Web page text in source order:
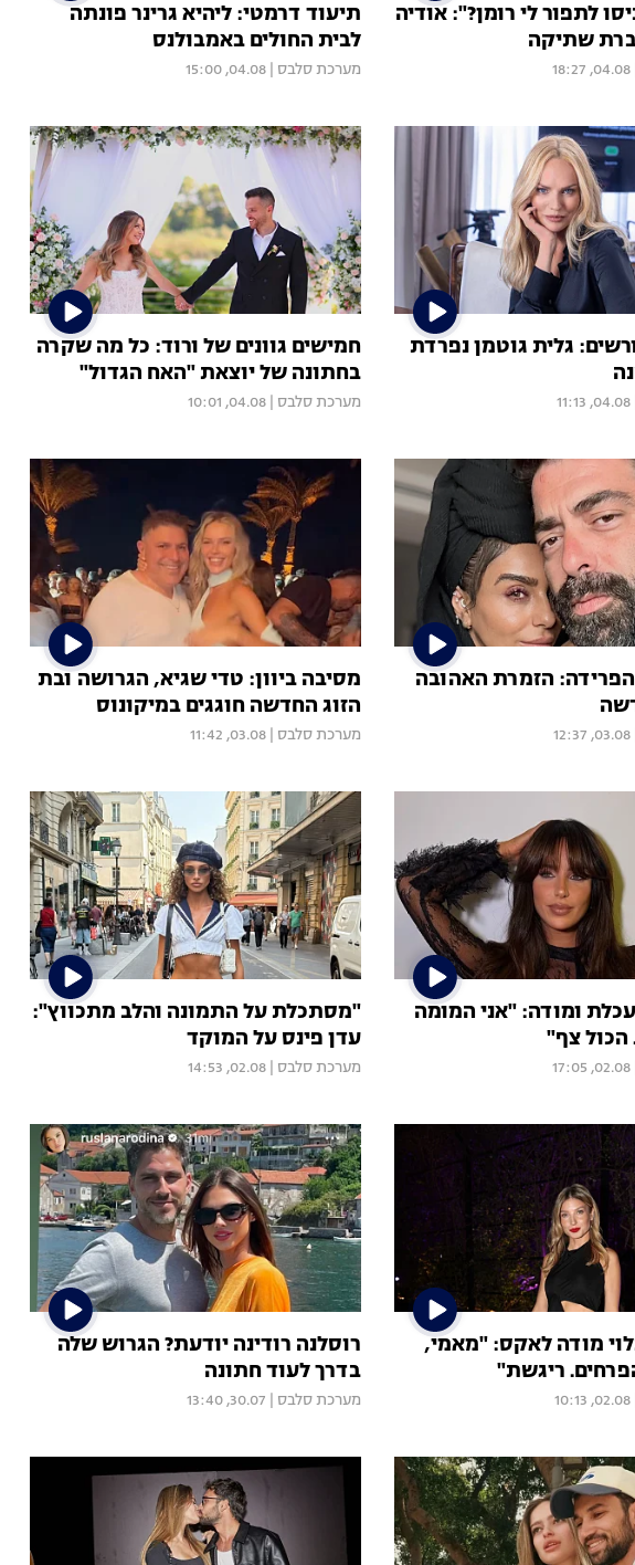
לתפור לי רומן?": אודיה
שתיקה
04.08, 18:27
תיעוד דרמטי: ליהיא גרינר פונתה
לבית החולים באמבולנס
מערכת סלבס 04.08, 15:00
גלית גוטמן נפרדת
04.08, 11:13
חמישים גוונים של ורוד: כל מה שקרה
בחתונה של יוצאת "האח הגדול"
מערכת סלבס 04.08, 10:01
הזמרת האהובה
03.08, 12:37
מסיבה ביוון: טדי שגיא, הגרושה ובת
הזוג החדשה חוגגים במיקונוס
מערכת סלבס 03.08, 11:42
ומודה: "אני המומה
הכול צף"
02.08, 17:05
"מסתכלת על התמונה והלב מתכווץ":
עדן פינס על המוקד
מערכת סלבס 02.08, 14:53
מודה לאקס: "מאמי,
ריגשת"
02.08, 10:13
רוסלנה רודינה יודעת? הגרוש שלה
בדרך לעוד חתונה
מערכת סלבס 30.07, 13:40